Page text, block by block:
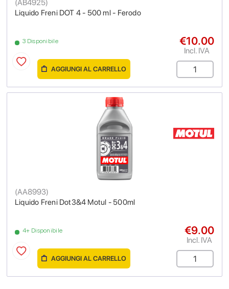
Liquido Freni DOT 4 - 500 ml - Ferodo
(AB4925)
3 Disponibile €10.00
Incl. IVA
AGGIUNGI AL CARRELLO
Liquido Freni Dot3&4 Motul - 500ml
(AA8993)
4+ Disponibile €9.00
Incl. IVA
AGGIUNGI AL CARRELLO